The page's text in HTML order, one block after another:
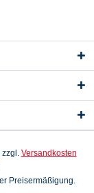
Versandkosten
Preisermäßigung.